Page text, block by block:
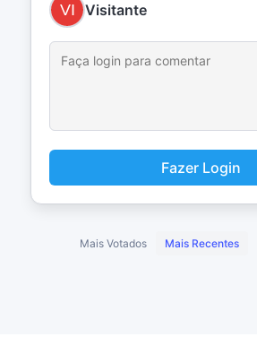
Visitante
Fazer Login
Mais Votados Mais Recentes